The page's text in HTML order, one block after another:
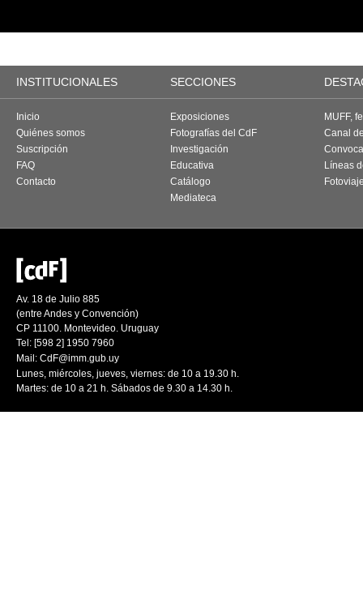
INSTITUCIONALES SECCIONES
Inicio
Quiénes somos
Suscripción
FAQ
Contacto
Exposiciones
Fotografías del CdF
Investigación
Educativa
Catálogo
Mediateca
MUFF,
Canal
Líneas
Av. 18 de Julio 885
(entre Andes y Convención)
CP 11100. Montevideo. Uruguay
Tel: [598 2] 1950 7960
Mail: CdF@imm.gub.uy
Lunes, miércoles, jueves, viernes: de 10 a 19.30 h.
Martes: de 10 a 21 h. Sábados de 9.30 a 14.30 h.